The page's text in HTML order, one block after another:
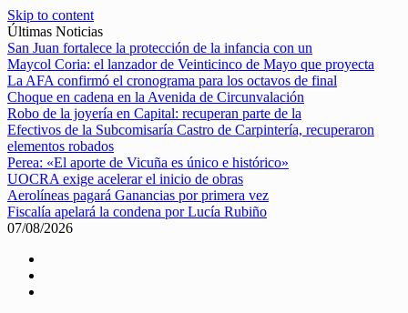
Skip to content
Últimas Noticias
San Juan fortalece la protección de la infancia con un
Maycol Coria: el lanzador de Veinticinco de Mayo que proyecta
La AFA confirmó el cronograma para los octavos de final
Choque en cadena en la Avenida de Circunvalación
Robo de la joyería en Capital: recuperan parte de la
Efectivos de la Subcomisaría Castro de Carpintería, recuperaron
elementos robados
Perea: «El aporte de Vicuña es único e histórico»
UOCRA exige acelerar el inicio de obras
Aerolíneas pagará Ganancias por primera vez
Fiscalía apelará la condena por Lucía Rubiño
07/08/2026